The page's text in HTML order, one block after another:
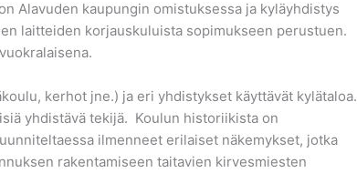
Alavuden kaupungin omistuksessa ja kyläyhdistys
laitteiden korjauskuluista sopimukseen perustuen.
kerhot jne.) ja eri yhdistykset käyttävät kylätaloa.
yhdistävä tekijä. Koulun historiikista on
ilmenneet erilaiset näkemykset, jotka
rakentamiseen taitavien kirvesmiesten